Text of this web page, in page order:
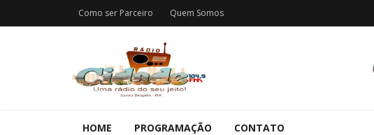
Como ser Parceiro Quem Somos
HOME PROGRAMAÇÃO CONTATO